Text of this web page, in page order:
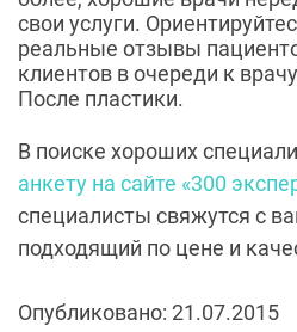
Опубликовано: 21.07.2015
Обновлено: 07.08.2026
РАССКАЖИТЕ ДРУЗЬЯМ
СТАТЬЯ БЫЛА ПОЛЕЗНА?
Понравилось: 31 -2
КОММЕНТАРИИ